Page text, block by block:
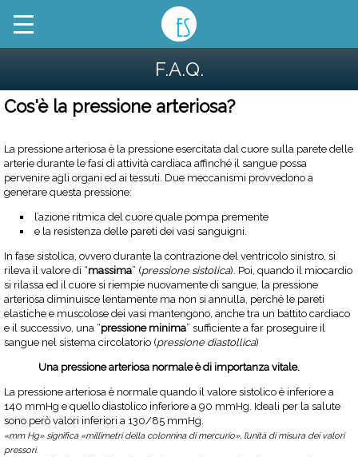
F.A.Q.
Cos'è la pressione arteriosa?
La pressione arteriosa è la pressione esercitata dal cuore sulla parete delle
arterie durante le fasi di attività cardiaca affinché il sangue possa
pervenire agli organi ed ai tessuti. Due meccanismi provvedono a
generare questa pressione:
l’azione ritmica del cuore quale pompa premente
e la resistenza delle pareti dei vasi sanguigni.
In fase sistolica, ovvero durante la contrazione del ventricolo sinistro, si
rileva il valore di “massima” (pressione sistolica). Poi, quando il miocardio
si rilassa ed il cuore si riempie nuovamente di sangue, la pressione
arteriosa diminuisce lentamente ma non si annulla, perché le pareti
elastiche e muscolose dei vasi mantengono, anche tra un battito cardiaco
e il successivo, una “pressione minima” sufficiente a far proseguire il
sangue nel sistema circolatorio (pressione diastollica)
Una pressione arteriosa normale è di importanza vitale.
La pressione arteriosa è normale quando il valore sistolico è inferiore a
140 mmHg e quello diastolico inferiore a 90 mmHg. Ideali per la salute
sono però valori inferiori a 130/85 mmHg.
«mm Hg» significa «millimetri della colonnina di mercurio», l’unità di misura dei valori
pressori.